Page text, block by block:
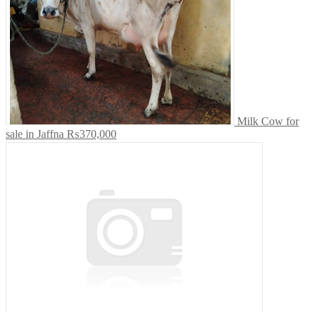
Milk Cow for
sale in Jaffna ₨370,000